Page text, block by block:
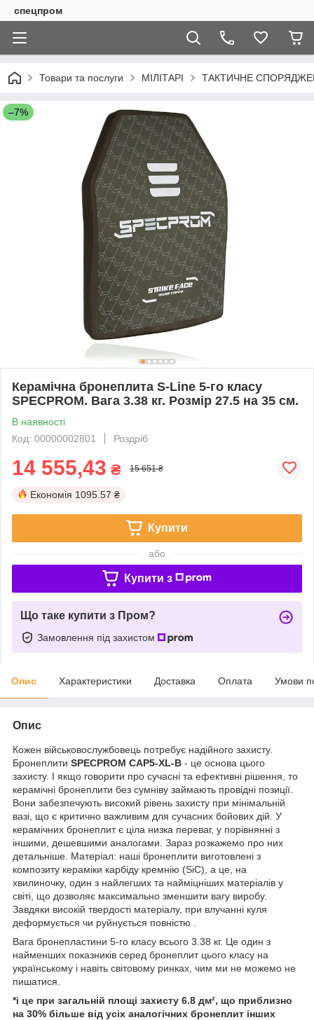
спецпром
Товари та послуги МІЛІТАРІ ТАКТИЧНЕ
–7%
Керамічна бронеплита S-Line 5-го класу
SPECPROM. Вага 3.38 кг. Розмір 27.5 на 35 см.
В наявності
Код: 00000002801
Роздріб
14 555,43 ₴ 15 651 ₴
Економія 1095.57 ₴
Купити
або
Купити з
Що таке купити з Пром?
Замовлення під захистом
Опис Характеристики Доставка Оплата Умови
Опис
Кожен військовослужбовець потребує надійного захисту.
Бронеплити SPECPROM CAP5-XL-B - це основа цього
захисту. І якщо говорити про сучасні та ефективні рішення, то
керамічні бронеплити без сумніву займають провідні позиції.
Вони забезпечують високий рівень захисту при мінімальній
вазі, що є критично важливим для сучасних бойових дій. У
керамічних бронеплит є ціла низка переваг, у порівнянні з
іншими, дешевшими аналогами. Зараз розкажемо про них
детальніше. Матеріал: наші бронеплити виготовлені з
композиту кераміки карбіду кремнію (SiC), а це, на
хвилиночку, один з найлегших та найміцніших матеріалів у
світі, що дозволяє максимально зменшити вагу виробу.
Завдяки високій твердості матеріалу, при влучанні куля
деформується чи руйнується повністю
Вага бронепластини 5-го класу всього 3.38 кг. Це один з
найменших показників серед бронеплит цього класу на
українському і навіть світовому ринках, чим ми не можемо не
пишатися.
*і це при загальній площі захисту 6.8 дм², що приблизно
на 30% більше від усіх аналогічних бронеплит інших